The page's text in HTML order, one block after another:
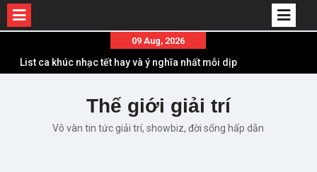
content
09 Aug, 2026
List ca khúc nhạc tết hay và ý nghĩa nhất mỗi dịp
Em ơi lên phố – Minh Vương: Màn comeback
“ngoạn mục” với triệu view
Những ca khúc nhạc xuân “sặc mùi” quảng cáo
Thế giới giải trí
Vô vàn tin tức giải trí, showbiz, đời sống hấp dẫn